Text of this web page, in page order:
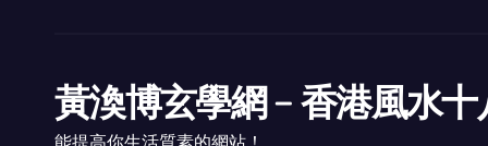
黃渙博玄學網﹣香港風水十
能提高你生活質素的網站！